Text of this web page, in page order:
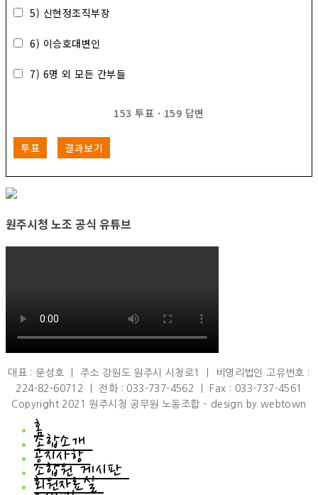
5) 신현정조직부장
6) 이승호대변인
7) 6명 외 모든 간부들
153 투표 · 159 답변
투표 결과보기
원주시청 노조 공식 유튜브
대표 : 문성호 ㅣ 주소 강원도 원주시 시청로1 ㅣ 비영리법인 고유번호 :
224-82-60712 ㅣ 전화 : 033-737-4562 ㅣ Fax : 033-737-4561
Copyright 2021 원주시청 공무원 노동조합 – design by webtown
홈
조합소개
조합소개
인사말
연혁
공지사항
공지사항
공지사항
조합원 게시판
조합원 게시판
회원자료실